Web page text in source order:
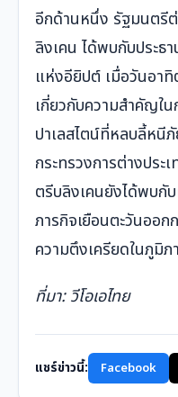
อีกด้านหนึ่ง รัฐมนตรี
ลิงเคน ได้พบกับประธ
แห่งอียิปต์ เมื่อวันอา
เกี่ยวกับความสำคัญใ
ปาเลสไตน์ที่หลบลี้หนี
กระทรวงการต่างประ
ตรีบลิงเคนยังได้พบกั
ภารกิจเยือนตะวันออก
ความตึงเครียดในภูมิภ
ที่มา: วีโอเอไทย
แชร์ข่าวนี้: Facebook